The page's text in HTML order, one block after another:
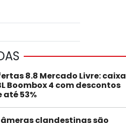
8.8 Mercado Livre: caixa
Boombox 4 com descontos
até 53%
clandestinas são